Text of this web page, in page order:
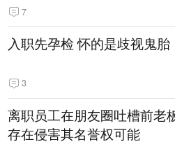
7
入职先孕检 怀的是歧视鬼胎
3
离职员工在朋友圈吐槽前老
存在侵害其名誉权可能